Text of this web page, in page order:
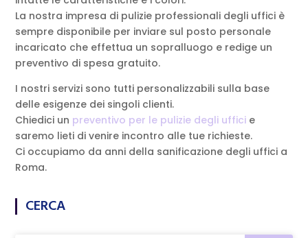
La nostra impresa di pulizie professionali degli uffici è
sempre disponibile per inviare sul posto personale
incaricato che effettua un sopralluogo e redige un
preventivo di spesa gratuito.
I nostri servizi sono tutti personalizzabili sulla base
delle esigenze dei singoli clienti.
Chiedici un preventivo per le pulizie degli uffici e
saremo lieti di venire incontro alle tue richieste.
Ci occupiamo da anni della sanificazione degli uffici a
Roma.
CERCA